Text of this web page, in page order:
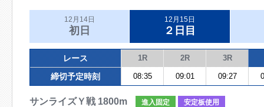
12月14日
初日
12月15日
２日目
レース 1R 2R 3R
締切予定時刻 08:35 09:01 09:27
サンライズＹ戦 1800m 進入固定 安定板使用